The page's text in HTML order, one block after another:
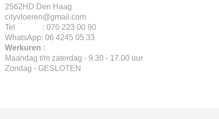
2562HD Den Haag
cityvloeren@gmail.com
Tel : 070 223 00 90
WhatsApp: 06 4245 05 33
Werkuren :
Maandag t/m zaterdag - 9.30 - 17.00 uur
Zondag - GESLOTEN